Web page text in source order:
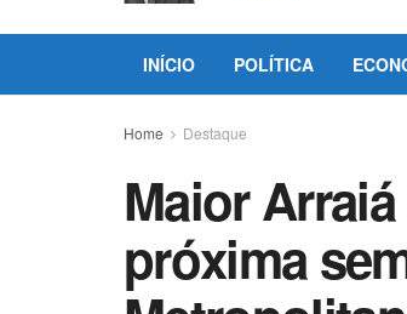
INÍCIO POLÍTICA
Home Destaque
Maior
próxima